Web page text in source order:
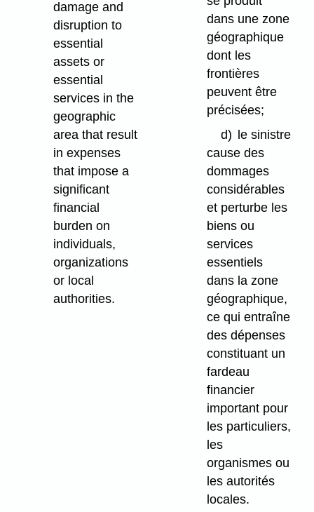
damage and
disruption to
essential
assets or
essential
services in the
geographic
area that result
in expenses
that impose a
significant
financial
burden on
individuals,
organizations
or local
authorities.
dans une zone
géographique
dont les
frontières
peuvent être
précisées;
d)
le sinistre
cause des
dommages
considérables
et perturbe les
biens ou
services
essentiels
dans la zone
géographique,
ce qui entraîne
des dépenses
constituant un
fardeau
financier
important pour
les particuliers,
les
organismes ou
les autorités
locales.